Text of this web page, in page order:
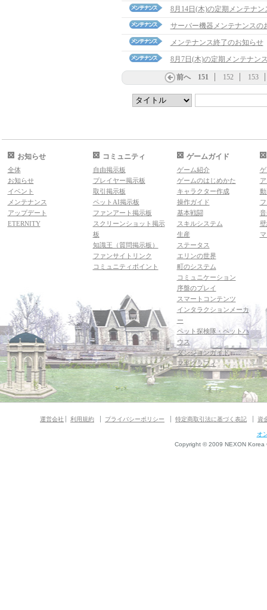
8月14日(木)の定期メンテナン
サーバー機器メンテナンスの
メンテナンス終了のお知らせ
8月7日(木)の定期メンテナン
前へ 151 152 153
お知らせ
全体
お知らせ
イベント
メンテナンス
アップデート
ETERNITY
コミュニティ
自由掲示板
プレイヤー掲示板
取引掲示板
ペットAI掲示板
ファンアート掲示板
スクリーンショット掲示
板
知識王（質問掲示板）
ファンサイトリンク
コミュニティポイント
ゲームガイド
ゲーム紹介
ゲームのはじめかた
キャラクター作成
操作ガイド
基本戦闘
スキルシステム
生産
ステータス
エリンの世界
町のシステム
コミュニケーション
序盤のプレイ
スマートコンテンツ
インタラクションメーカ
ー
ペット探検隊・ペットハ
ウス
ダンジョンガイド
マギグラフィ
運営会社 利用規約 プライバシーポリシー 特定商取引法に基づく表記 資
オ
Copyright © 2009 NEXON Korea